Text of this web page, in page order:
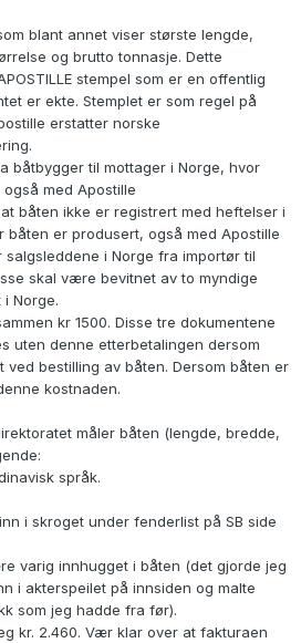
blant annet viser største lengde,
og brutto tonnasje. Dette
stempel som er en offentlig
er ekte. Stemplet er som regel på
erstatter norske
båtbygger til mottager i Norge, hvor
med Apostille
båten ikke er registrert med heftelser i
båten er produsert, også med Apostille
salgsleddene i Norge fra importør til
skal være bevitnet av to myndige
Norge.
kr 1500. Disse tre dokumentene
uten denne etterbetalingen dersom
ved bestilling av båten. Dersom båten er
kostnaden.
måler båten (lengde, bredde,
språk.
i skroget under fenderlist på SB side
varig innhugget i båten (det gjorde jeg
i akterspeilet på innsiden og malte
som jeg hadde fra før).
kr. 2.460. Vær klar over at fakturaen